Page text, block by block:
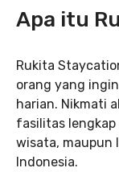
Apa itu
Rukita
orang yang
harian. Nikmati
fasilitas lengkap
wisata, maupun
Indonesia.